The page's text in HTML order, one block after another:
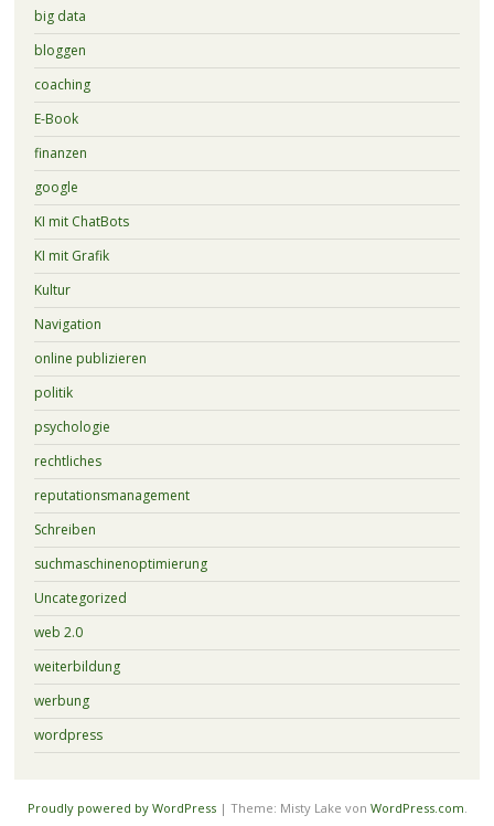
big data
bloggen
coaching
E-Book
finanzen
google
KI mit ChatBots
KI mit Grafik
Kultur
Navigation
online publizieren
politik
psychologie
rechtliches
reputationsmanagement
Schreiben
suchmaschinenoptimierung
Uncategorized
web 2.0
weiterbildung
werbung
wordpress
Proudly powered by WordPress | Theme: Misty Lake von WordPress.com.